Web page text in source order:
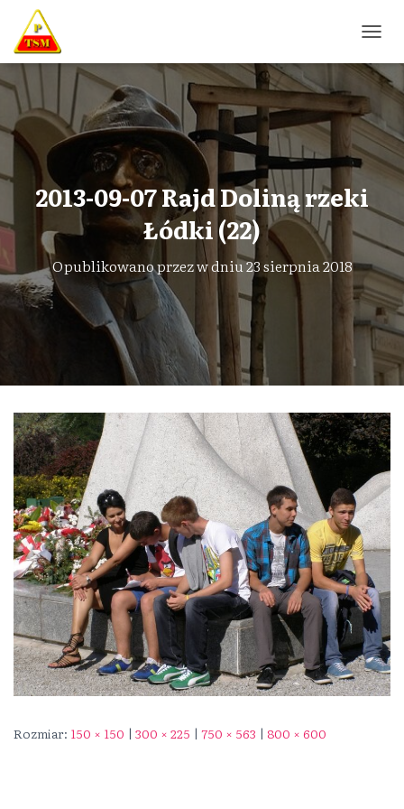
R
Z
Ł
Ą
C
W
G
A
C
J
Ę
2013-09-07 Rajd Doliną rzeki
Łódki (22)
Opublikowano przezw dniu23 sierpnia 2018
Rozmiar: 150 × 150 | 300 × 225 | 750 × 563 | 800 × 600